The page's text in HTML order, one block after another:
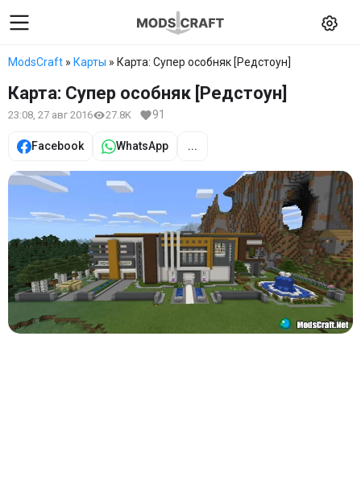
ModsCraft » Карты » Карта: Супер особняк [Редстоун]
Карта: Супер особняк [Редстоун]
23:08, 27 авг 2016 27.8K 91
Facebook WhatsApp ...